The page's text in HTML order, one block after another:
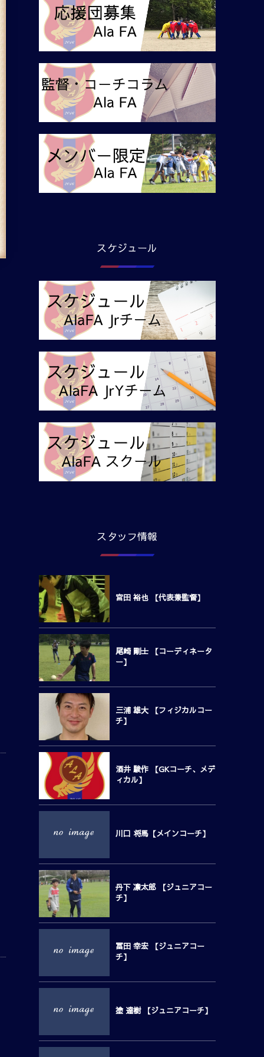
スケジュール
スタッフ情報
宮田 裕也 【代表兼監督】
尾崎 剛士 【コーディネータ
ー】
三浦 雄大 【フィジカルコー
チ】
酒井 駿作 【GKコーチ、メデ
ィカル】
川口 将馬【メインコーチ】
丹下 凛太郎 【ジュニアコー
チ】
冨田 幸宏 【ジュニアコー
チ】
塗 達樹 【ジュニアコーチ】